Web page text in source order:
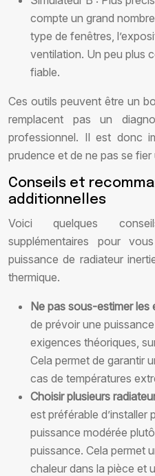
compte un grand
type de fenêtres,
ventilation. Un peu plus
fiable.
Ces outils peuvent être un
remplacent pas un
professionnel. Il est donc
prudence et de ne pas se
Conseils et
additionnelles
Voici quelques
supplémentaires pour
puissance de radiateur
thermique.
Ne pas sous-estimer les
de prévoir une
exigences théoriques,
Cela permet de garantir
cas de températures
Choisir plusieurs
est préférable d’installer
puissance modérée
puissance. Cela permet
chaleur dans la pièce et